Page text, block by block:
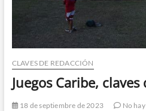
CLAVES DE REDACCIÓN
Juegos Caribe,
18 de septiembre de 2023 No